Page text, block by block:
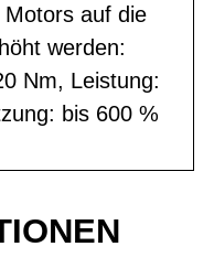
auf die
werden:
Nm, Leistung:
bis 600 %